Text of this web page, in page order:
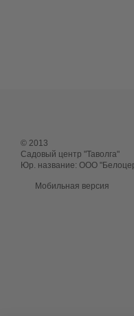
© 2013
Садовый центр "Таволга"
Юр. название: ООО
Мобильная версия